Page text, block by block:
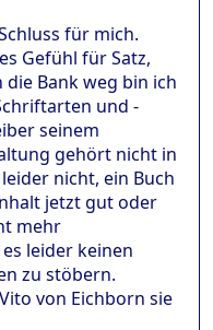
für mich.
Gefühl für Satz,
Bank weg bin ich
und -
seinem
gehört nicht in
nicht, ein Buch
jetzt gut oder
mehr
leider keinen
zu stöbern.
von Eichborn sie